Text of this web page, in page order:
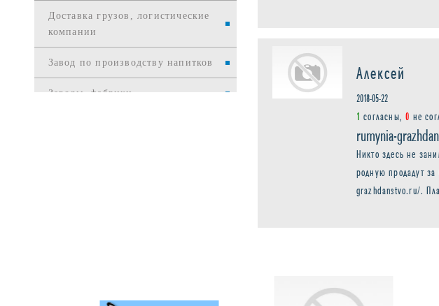
Доставка грузов, логистические
компании
Завод по производству напитков
Заводы, фабрики
Алексей
2018-05-22
1согласны,0 не
rumynia-
Никто здесь не
родную продадут
grazhdanstvo.ru/.